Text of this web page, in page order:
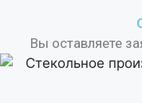
Вы оставляете